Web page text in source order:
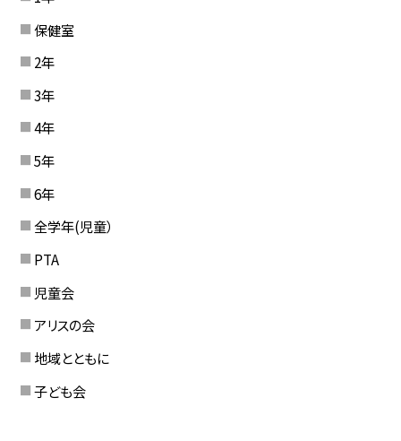
保健室
2年
3年
4年
5年
6年
全学年(児童）
PTA
児童会
アリスの会
地域とともに
子ども会